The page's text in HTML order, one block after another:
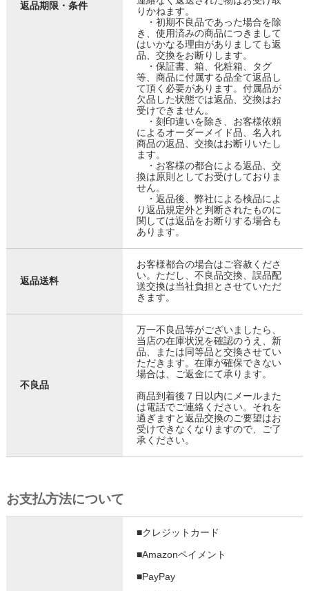
返品期限・条件
りかねます。
・初期不良品であった場合を除
き、使用済みの商品につきまして
はいかなる理由がありましても返
品、交換をお断りします。
・保証書、箱、化粧箱、タグ
等、商品に付属する品全て返品し
て頂く必要があります。付属品が
欠品した状態では返品、交換はお
受けできません。
・刻印違いを除き、お客様依頼
によるオーダーメイド品、名入れ
商品の返品、交換はお断りいたし
ます。
・お客様の都合による返品、交
換は原則としてお受けしておりま
せん。
・返品後、弊社による検品によ
り返品規定外と判断されたものに
関しては返品をお断りする場合も
あります。
返品送料
お客様都合の場合はご容赦くださ
い。ただし、不良品交換、誤品配
送交換は当社負担とさせていただ
きます。
不良品
万一不良品等がございましたら、
当店の在庫状況を確認のうえ、新
品、または同等品と交換させてい
ただきます。在庫が確保できない
場合は、ご返金にて承ります。
商品到着後７日以内にメールまた
は電話でご連絡ください。それを
過ぎますと返品交換のご要望はお
受けできなくなりますので、ご了
承ください。
お支払方法について
■クレジットカード
■Amazonペイメント
■PayPay